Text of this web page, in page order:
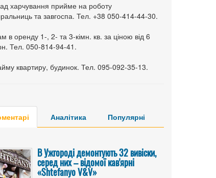
харчування прийме на роботу
та завгоспа. Тел. +38 050-414-44-30.
в оренду 1-, 2- та 3-кімн. кв. за ціною від 6
Тел. 050-814-94-41.
квартиру, будинок. Тел. 095-092-35-13.
Аналітика Популярні
В Ужгороді демонтують 32 вивіски,
серед них – відомої кав'ярні
«Shtefanyo V&V»